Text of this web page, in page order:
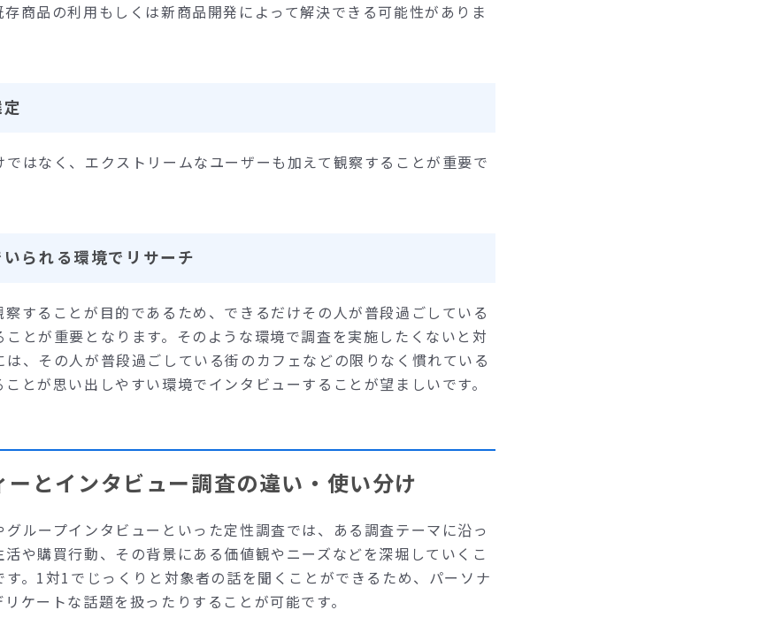
商品の利用もしくは新商品開発によって解決できる可能性がありま
はなく、エクストリームなユーザーも加えて観察することが重要で
られる環境でリサーチ‍
することが目的であるため、できるだけその人が普段過ごしている
とが重要となります。そのような環境で調査を実施したくないと対
、その人が普段過ごしている街のカフェなどの限りなく慣れている
とが思い出しやすい環境でインタビューすることが望ましいです。
ーとインタビュー調査の違い・使い分け
ループインタビューといった定性調査では、ある調査テーマに沿っ
や購買行動、その背景にある価値観やニーズなどを深堀していくこ
す。1対1でじっくりと対象者の話を聞くことができるため、パーソナ
ケートな話題を扱ったりすることが可能です。